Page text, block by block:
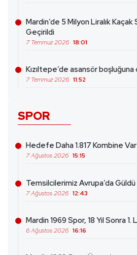
Mardin’de 5 Milyon Liralık
Geçirildi
7 Temmuz 2026 18:01
Kızıltepe’de asansör boşluğuna
7 Temmuz 2026 11:52
SPOR
Hedefe Daha 1.817 Kombine Var
7 Ağustos 2026 15:15
Temsilcilerimiz Avrupa’da Güldü
7 Ağustos 2026 12:43
Mardin 1969 Spor, 18 Yıl Sonra 1.
6 Ağustos 2026 16:16